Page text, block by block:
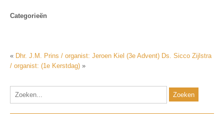
Categorieën
« Dhr. J.M. Prins / organist: Jeroen Kiel (3e Advent) Ds. Sicco Zijlstra
/ organist: (1e Kerstdag) »